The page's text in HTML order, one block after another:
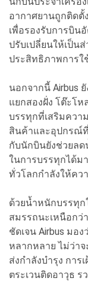
อากาศยานถูกติดตั้
เพื่อรองรับการบิ
ปรับเปลี่ยนให้เป็น
ประสิทธิภาพการใ
นอกจากนี้ Airbus
แยกสองฝั่ง โต๊ะโ
บรรทุกที่เสริมควา
สินค้าและอุปกรณ์
กับนักบินยังช่วยลด
ในการบรรทุกได้ม
ทั่วโลกกำลังให้ค
ด้วยน้ำหนักบรรทุก
สมรรถนะเหนือกว่
ชัดเจน Airbus มอ
หลากหลาย ไม่ว่า
ส่งกำลังบำรุง การ
ตระเวนติดอาวุธ